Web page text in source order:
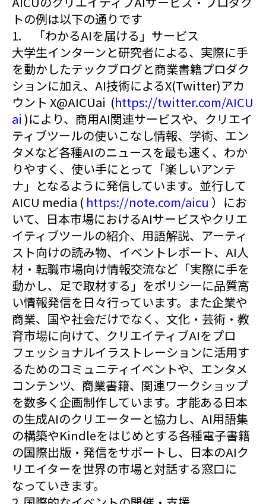
トの例は以下の通りです
1. 「わかるAIを届ける」サービス
大学生インターンと研究者による、実際に手
を動かしたテックブログと商業書籍プロダク
ションに加え、AI技術によるX(Twitter)アカ
ウント X@AICUai (https://twitter.com/AICU
ai )により、商用AI関連サービスや、クリエイ
ティブツールの使いこなし情報、学術、エン
タメなど各種AIのニュースを最も速く、わか
りやすく、使い手にとって「楽しいアンテ
ナ」となるように発信しています。並行して
AICU media ( https://note.com/aicu ）にお
いて、日本市場におけるAIサービスやクリエ
イティブツールの紹介、用語解説、アーティ
スト向けの読み物、イベントレポート、AI人
材・転職市場向け情報交流など「実際に手を
動かし、足で取材する」をポリシーに品質高
い情報発信を日々行っています。また企業や
商業、国や社会だけでなく、文化・芸術・教
育市場に向けて、クリエイティブAIをプロ
フェッショナルイラストレーションに活用す
るためのコミュニティイベントや、エンタメ
コンテンツ、商業書籍、関連ワークショップ
を数多く企画制作しています。才能ある日本
の生成AIのクリエーターと協力し、AI用語集
の構築やKindleをはじめとする各種電子書籍
の国際出版・発信をサポートし、日本のAIク
リエイターを世界の市場と対話する窓口に
なっていきます。